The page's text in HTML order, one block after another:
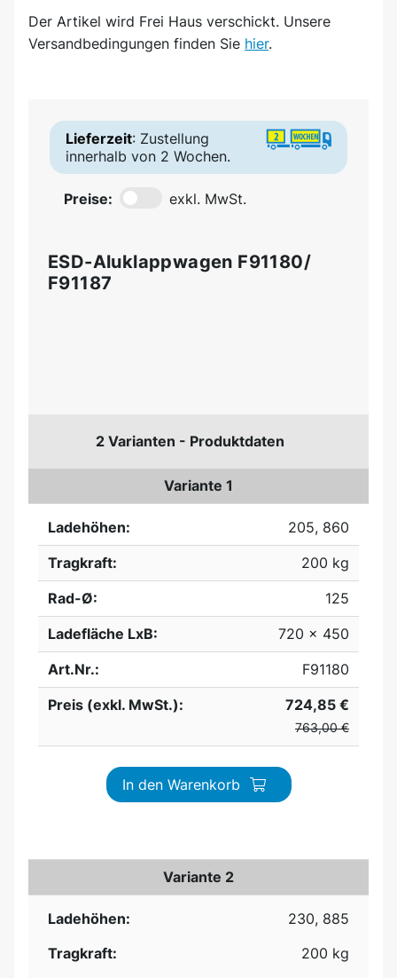
Der Artikel wird Frei Haus verschickt. Unsere
Versandbedingungen finden Sie hier.
Lieferzeit: Zustellung
innerhalb von 2 Wochen.
Preise: exkl. MwSt.
ESD-Aluklappwagen F91180/
F91187
2 Varianten - Produktdaten
Variante 1
Ladehöhen:
205, 860
Tragkraft:
200 kg
Rad-Ø:
125
Ladefläche LxB:
720 x 450
Art.Nr.:
F91180
Preis (exkl. MwSt.):
724,85 €
763,00 €
In den Warenkorb
Variante 2
Ladehöhen:
230, 885
Tragkraft:
200 kg